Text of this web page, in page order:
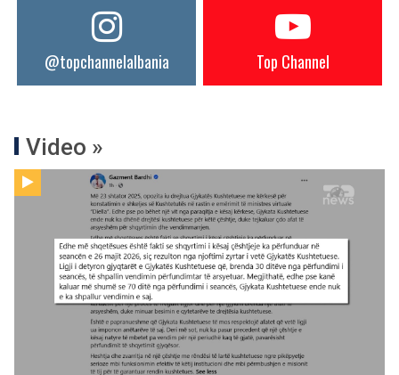
@topchannelalbania Top Channel
Video »